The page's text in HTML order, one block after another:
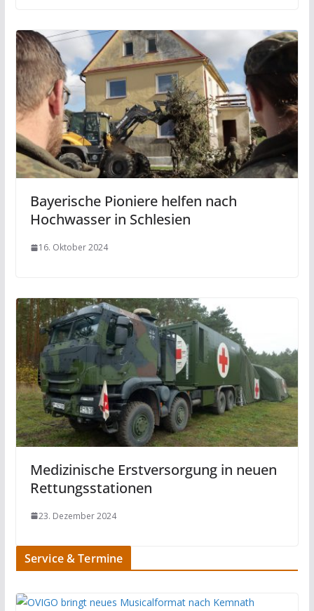
Bayerische Pioniere helfen nach
Hochwasser in Schlesien
16. Oktober 2024
Medizinische Erstversorgung in neuen
Rettungsstationen
23. Dezember 2024
Service & Termine